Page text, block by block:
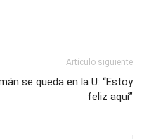
Artículo siguiente
se queda en la U: “Estoy
feliz aquí”